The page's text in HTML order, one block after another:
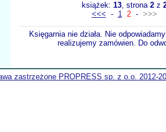
książek: 13, strona 2z
<<< - 1 2- >>>
Księgarnia nie działa. Nie
realizujemy zamówien. Do
zastrzeżone PROPRESS sp. z o.o. 2012-